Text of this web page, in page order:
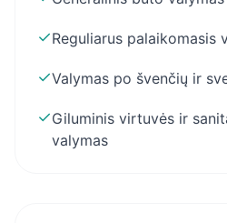
✓Reguliarus palaikomasis
✓Valymas po švenčių ir
✓Giluminis virtuvės ir
valymas